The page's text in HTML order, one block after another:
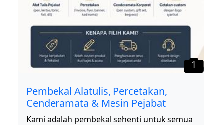
1
Pembekal Alatulis, Percetakan,
Cenderamata & Mesin Pejabat
Kami adalah pembekal sehenti untuk semua